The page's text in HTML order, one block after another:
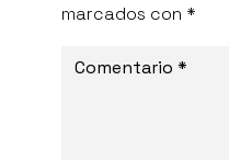
marcados con *